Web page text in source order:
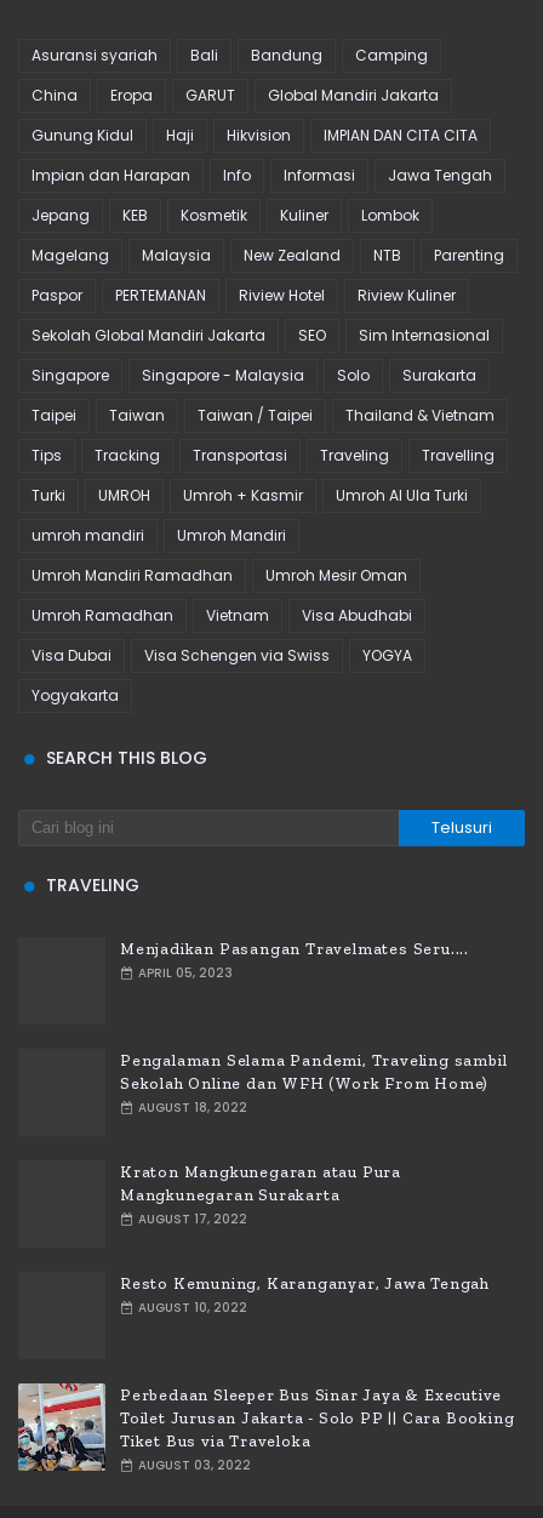
Asuransi syariah Bali Bandung
Camping
China
Eropa GARUT
Global Mandiri Jakarta
Gunung Kidul
Haji Hikvision
IMPIAN DAN CITA CITA
Impian dan Harapan
Info Informasi
Jawa Tengah
Jepang
KEB Kosmetik Kuliner
Lombok
Magelang
Malaysia New Zealand NTB
Parenting
Paspor
PERTEMANAN Riview Hotel
Riview Kuliner
Sekolah Global Mandiri Jakarta
SEO
Sim Internasional
Singapore
Singapore - Malaysia Solo
Surakarta
Taipei
Taiwan Taiwan / Taipei
Thailand & Vietnam
Tips
Tracking Transportasi Traveling
Travelling
Turki
UMROH Umroh + Kasmir
Umroh Al Ula Turki
umroh mandiri
Umroh Mandiri
Umroh Mandiri Ramadhan
Umroh Mesir Oman
Umroh Ramadhan
Vietnam
Visa Abudhabi
Visa Dubai
Visa Schengen via Swiss
YOGYA
Yogyakarta
SEARCH THIS BLOG
TRAVELING
Menjadikan Pasangan Travelmates Seru....
APRIL 05, 2023
Pengalaman Selama Pandemi, Traveling sambil
Sekolah Online dan WFH (Work From Home)
AUGUST 18, 2022
Kraton Mangkunegaran atau Pura
Mangkunegaran Surakarta
AUGUST 17, 2022
Resto Kemuning, Karanganyar, Jawa Tengah
AUGUST 10, 2022
Perbedaan Sleeper Bus Sinar Jaya & Executive
Toilet Jurusan Jakarta - Solo PP || Cara Booking
Tiket Bus via Traveloka
AUGUST 03, 2022